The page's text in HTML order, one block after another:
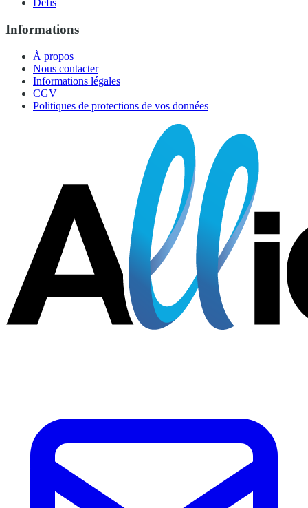
Défis
Informations
À propos
Nous contacter
Informations légales
CGV
Politiques de protections de vos données